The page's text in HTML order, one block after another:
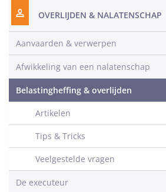
OVERLIJDEN & NALATENSCHAP
Aanvaarden & verwerpen
Afwikkeling van een nalatenschap
Belastingheffing & overlijden
Artikelen
Tips & Tricks
Veelgestelde vragen
De executeur